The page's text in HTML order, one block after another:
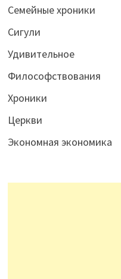
Семейные хроники
Сигули
Удивительное
Философствования
Хроники
Церкви
Экономная экономика